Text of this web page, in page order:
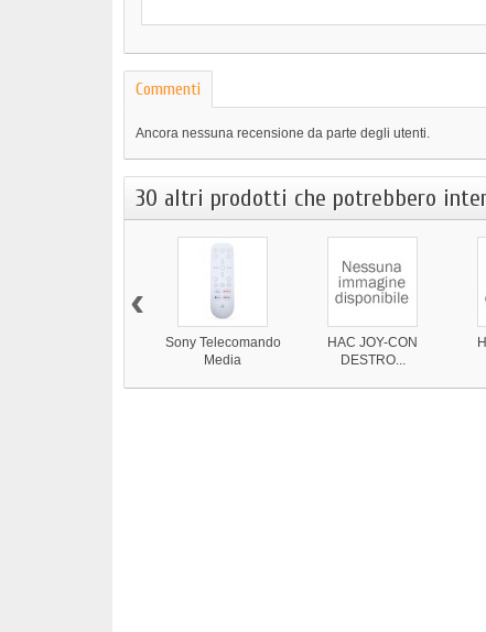
Commenti
Ancora nessuna recensione da parte degli utenti.
30 altri prodotti che potrebbero
Sony Telecomando
Media
HAC JOY-CON
DESTRO...
‹